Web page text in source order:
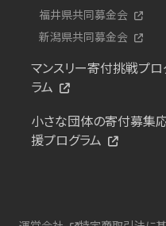
福井県共同募金会
新潟県共同募金会
マンスリー寄付挑戦プロ
ラム
小さな団体の寄付募集
援プログラム